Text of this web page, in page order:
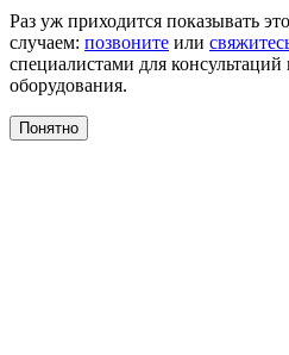
Раз уж приходится показывать
случаем: позвоните или
специалистами для
оборудования.
Понятно